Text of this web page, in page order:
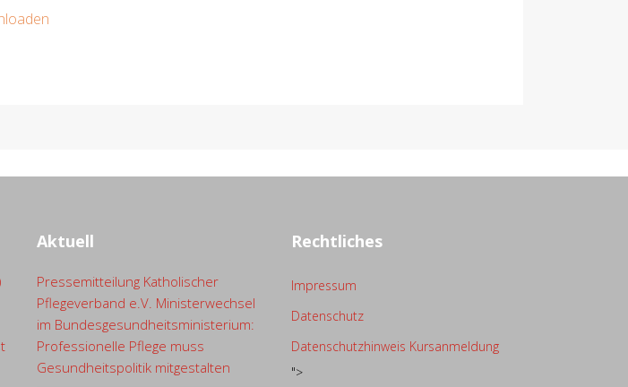
Aktuell
Pressemitteilung Katholischer
Pflegeverband e.V. Ministerwechsel
im Bundesgesundheitsministerium:
Professionelle Pflege muss
Gesundheitspolitik mitgestalten
Rechtliches
Impressum
Datenschutz
Datenschutzhinweis Kursanmeldung
">